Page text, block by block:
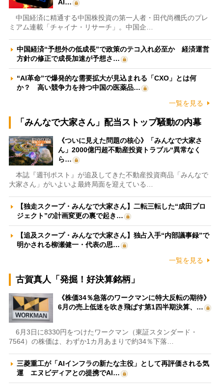
AI…
中国経済に精通する中国株投資の第一人者・田代尚機氏のプレ
ミアム連載「チャイナ・リサーチ」。中国企…
中国経済“予想外の低成長”で政策のテコ入れ必至か 経済運営
方針の修正で成長加速が予想さ…
“AI革命”で爆発的な需要拡大が見込まれる「CXO」とは何
か？ 高い競争力を持つ中国の医薬品…
一覧を見る
「みんなで大家さん」配当ストップ騒動の内幕
《ついに見えた問題の核心》「みんなで大家さ
ん」2000億円超不動産投資トラブル“異常なく
ら…
本誌『週刊ポスト』が追及してきた不動産投資商品「みんなで
大家さん」がいよいよ最終局面を迎えている…
【独走スクープ・みんなで大家さん】二転三転した“成田プロ
ジェクト”の計画変更の裏で起き…
【追及スクープ・みんなで大家さん】独占入手“内部議事録”で
明かされる柳瀬健一・代表の思…
一覧を見る
古賀真人「発掘！好決算銘柄」
《株価34％急落のワークマンに特大反転の期待》
6月の売上低迷を吹き飛ばす第1四半期決算、…
6月3日に8330円をつけたワークマン（東証スタンダード・
7564）の株価は、わずか1カ月あまりで約34％下落…
三菱重工が「AIインフラの新たな主役」として再評価される気
運 エヌビディアとの提携でAI…